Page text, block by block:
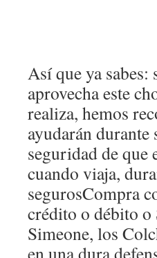
Así que ya sabes:
aprovecha este
realiza, hemos
ayudarán
seguridad de
cuando viaja,
segurosCompra
crédito o débito
Simeone, los
en una dura